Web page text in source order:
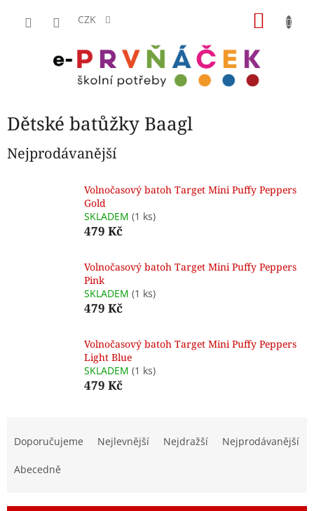
CZK
Dětské batůžky Baagl
Nejprodávanější
Volnočasový batoh Target Mini Puffy Peppers
Gold
SKLADEM (1 ks)
479 Kč
Volnočasový batoh Target Mini Puffy Peppers
Pink
SKLADEM (1 ks)
479 Kč
Volnočasový batoh Target Mini Puffy Peppers
Light Blue
SKLADEM (1 ks)
479 Kč
Doporučujeme Nejlevnější Nejdražší Nejprodávanější
Abecedně